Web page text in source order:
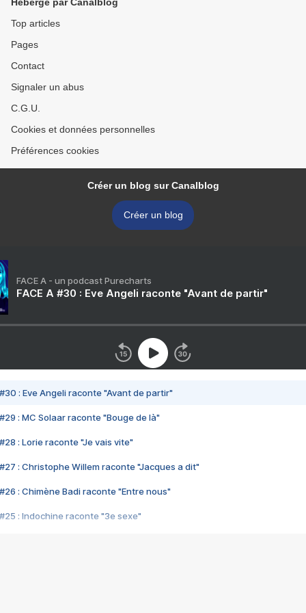
Top articles
Pages
Contact
Signaler un abus
C.G.U.
Cookies et données personnelles
Préférences cookies
Créer un blog sur Canalblog
Créer un blog
FACE A - un podcast Purecharts
FACE A #30 : Eve Angeli raconte "Avant de partir"
#30 : Eve Angeli raconte "Avant de partir"
#29 : MC Solaar raconte "Bouge de là"
#28 : Lorie raconte "Je vais vite"
#27 : Christophe Willem raconte "Jacques a dit"
#26 : Chimène Badi raconte "Entre nous"
#25 : Indochine raconte "3e sexe"